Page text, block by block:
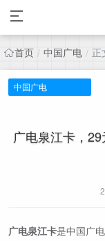
首页 / 中国广电 / 正
中国广电
广电泉江卡，
广电泉江卡是中国广